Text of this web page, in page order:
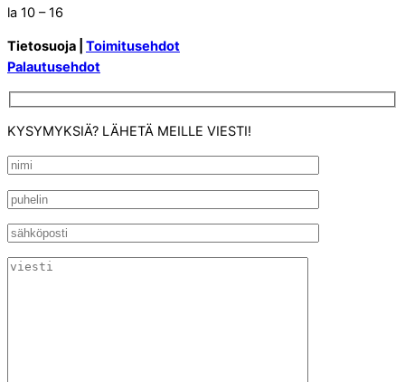
la 10 – 16
Tietosuoja | Toimitusehdot
Palautusehdot
KYSYMYKSIÄ? LÄHETÄ MEILLE VIESTI!